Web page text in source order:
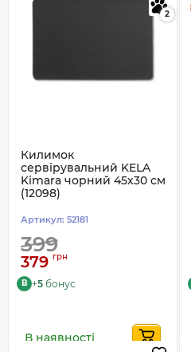
2
Килимок
сервірувальний KELA
Kimara чорний 45х30 см
(12098)
Артикул: 52181
399
379 грн
B +5 бонус
В наявності